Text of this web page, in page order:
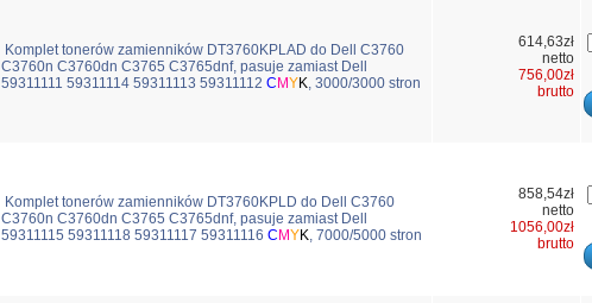
Komplet tonerów zamienników DT3760KPLAD do Dell C3760
C3760n C3760dn C3765 C3765dnf, pasuje zamiast Dell
59311111 59311114 59311113 59311112 C MYK, 3000/3000 stron
614,63zł
netto
756,00zł
brutto
Komplet tonerów zamienników DT3760KPLD do Dell C3760
C3760n C3760dn C3765 C3765dnf, pasuje zamiast Dell
59311115 59311118 59311117 59311116 C MYK, 7000/5000 stron
858,54zł
netto
1056,00zł
brutto